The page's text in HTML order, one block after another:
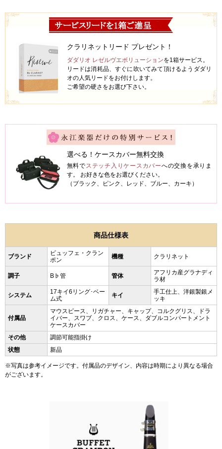
クラリネットリード プレゼント！
ダダリオ レゼルヴエボリューションを1箱サービス。
リードは消耗品、すぐに吹いてみて頂けるようダダリ
オの人気リードをお付けします。
ご希望の硬さをお選び下さい。
選べる！ケースカバー無料交換
無料でステッチ入りケースカバーへの交換を承りま
す。 お好きな色をお選びください。
（ブラック、ピンク、レッド、ブルー、カーキ）
商品仕様表
ブランド
ビュッフェ・クラン
ポン
機種 クラリネット
調子 B♭管 管体
アフリカ産グラナディ
ラ材
システム
17キイ6リング･ベー
ム式
キイ
手工仕上、洋銀製銀メ
ッキ
付属品
マウスピース、リガチャー、キャップ、コルクグリス、ドラ
イバー、スワブ、クロス、ケース、ダブルコンパートメント
ケースカバー
その他
調節可能指掛け
状態
新品
※写真は参考イメージです。付属品のデザイン、内容は時期により異なる場合
がございます。